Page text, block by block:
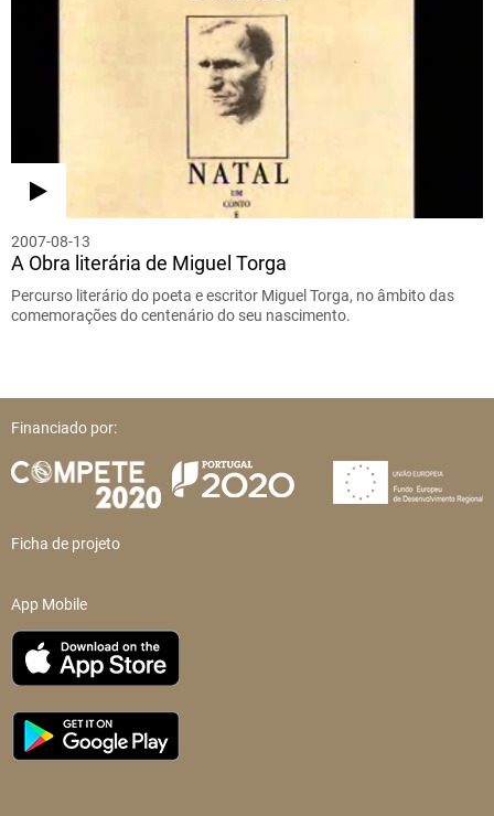
2007-08-13
A Obra literária de Miguel Torga
Percurso literário do poeta e escritor Miguel Torga, no âmbito das
comemorações do centenário do seu nascimento.
Financiado por:
Ficha de projeto
App Mobile